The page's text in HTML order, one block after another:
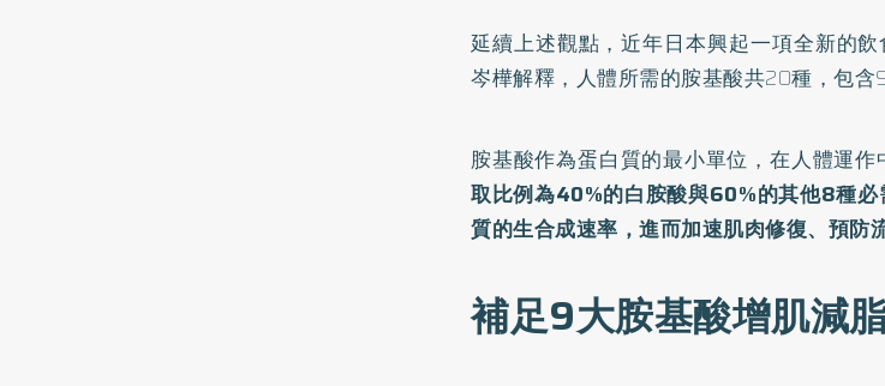
延續上述觀點，近年日本興起一項全新的
岑樺解釋，人體所需的胺基酸共20種，包含
胺基酸作為蛋白質的最小單位，在人體運作
取比例為40%的白胺酸與60%的其他8種必
質的生合成速率，進而加速肌肉修復、預防
補足9大胺基酸增肌減